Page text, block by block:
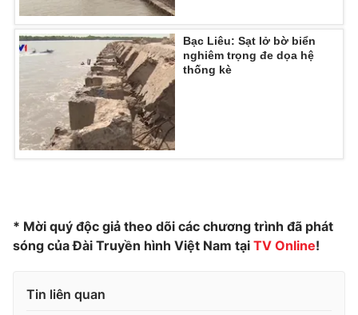
Video Shorts video
VTV Money VTV Thể thao
VTV Sức khoẻ
Thị trường 24h Tấm lòng Việt
VTV9 VTV8
Liên hệ tòa soạn
Bạc Liêu: Sạt lở bờ biển
nghiêm trọng đe dọa hệ
thống kè
* Mời quý độc giả theo dõi các chương trình đã phát
sóng của Đài Truyền hình Việt Nam tại TV Online!
Tin liên quan